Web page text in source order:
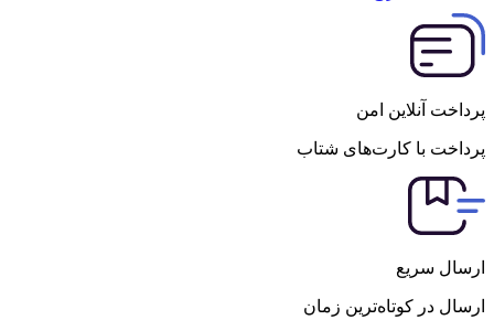
پرداخت آنلاین امن
پرداخت با کارت‌های شتاب
ارسال سریع
ارسال در کوتاه‌ترین زمان